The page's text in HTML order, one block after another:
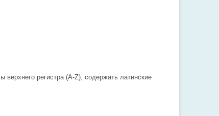
регистра (A-Z), содержать латинские